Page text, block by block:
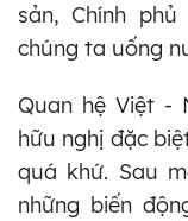
sản, Chính
chúng ta uống
Quan hệ Việt -
hữu nghị đặc
quá khứ. Sau
những biến